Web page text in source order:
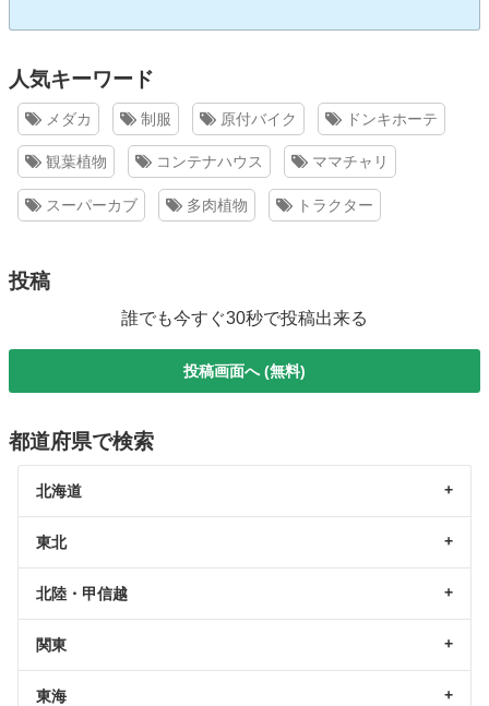
人気キーワード
メダカ 制服 原付バイク ドンキホーテ
観葉植物 コンテナハウス ママチャリ
スーパーカブ 多肉植物 トラクター
投稿
誰でも今すぐ30秒で投稿出来る
投稿画面へ (無料)
都道府県で検索
北海道
東北
北陸・甲信越
関東
東海